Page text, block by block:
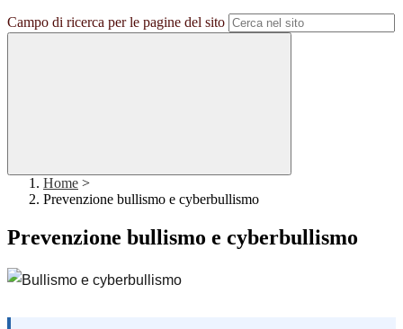
Campo di ricerca per le pagine del sito
Home >
Prevenzione bullismo e cyberbullismo
Prevenzione bullismo e cyberbullismo